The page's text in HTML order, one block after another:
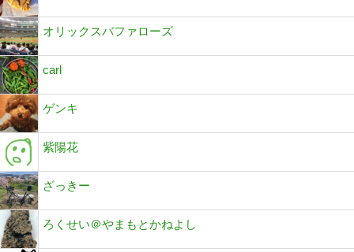
オリックスバファローズ
carl
ゲンキ
紫陽花
ざっきー
ろくせい＠やまもとかねよし